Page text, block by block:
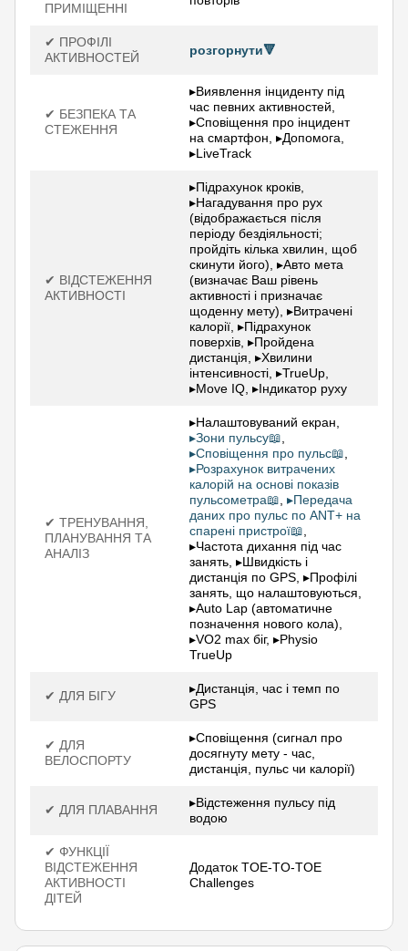
ПРИМІЩЕННІ
✔ ПРОФІЛІ
АКТИВНОСТЕЙ
розгорнути🔻
✔ БЕЗПЕКА ТА
СТЕЖЕННЯ
▸Виявлення інциденту під
час певних активностей,
▸Сповіщення про інцидент
на смартфон, ▸Допомога,
▸LiveTrack
✔ ВІДСТЕЖЕННЯ
АКТИВНОСТІ
▸Підрахунок кроків,
▸Нагадування про рух
(відображається після
періоду бездіяльності;
пройдіть кілька хвилин, щоб
скинути його), ▸Авто мета
(визначає Ваш рівень
активності і призначає
щоденну мету), ▸Витрачені
калорії, ▸Підрахунок
поверхів, ▸Пройдена
дистанція, ▸Хвилини
інтенсивності, ▸TrueUp,
▸Move IQ, ▸Індикатор руху
✔ ТРЕНУВАННЯ,
ПЛАНУВАННЯ ТА
АНАЛІЗ
▸Налаштовуваний екран,
▸Зони пульсу📖
▸Сповіщення про пульс📖
▸Розрахунок витрачених
калорій на основі показів
пульсометра📖 ▸Передача
даних про пульс по ANT+ на
спарені пристрої📖
▸Частота дихання під час
занять, ▸Швидкість і
дистанція по GPS, ▸Профілі
занять, що налаштовуються,
▸Auto Lap (автоматичне
позначення нового кола),
▸VO2 max біг, ▸Physio
TrueUp
✔ ДЛЯ БІГУ
▸Дистанція, час і темп по
GPS
✔ ДЛЯ
ВЕЛОСПОРТУ
▸Сповіщення (сигнал про
досягнуту мету - час,
дистанція, пульс чи калорії)
✔ ДЛЯ ПЛАВАННЯ
▸Відстеження пульсу під
водою
✔ ФУНКЦІЇ
ВІДСТЕЖЕННЯ
АКТИВНОСТІ
ДІТЕЙ
Додаток TOE-TO-TOE
Challenges